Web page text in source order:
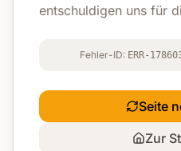
entschuldigen uns für
Fehler-ID: ERR-
Seite
Zur